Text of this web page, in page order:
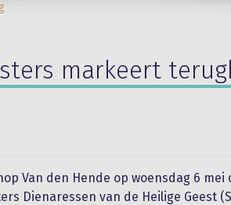
markeert
Van den Hende op woensdag 6 mei
Dienaressen van de Heilige Geest